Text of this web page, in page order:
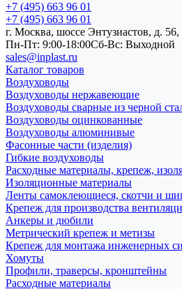
+7 (495) 663 96 01
+7 (495) 663 96 01
г. Москва, шоссе Энтузиастов, д.
Пн-Пт: 9:00-18:00Cб-Вс: Выходной
sales@inplast.ru
Каталог товаров
Воздуховоды
Воздуховоды нержавеющие
Воздуховоды сварные из черной
Воздуховоды оцинкованные
Воздуховоды алюминивые
Фасонные части (изделия)
Гибкие воздуховоды
Расходные материалы, крепеж,
Изоляционные материалы
Ленты самоклеющиеся, скотчи и
Крепеж для производства
Анкеры и дюбили
Метрический крепеж и метизы
Крепеж для монтажа инженерных
Хомуты
Профили, траверсы, кронштейны
Расходные материалы